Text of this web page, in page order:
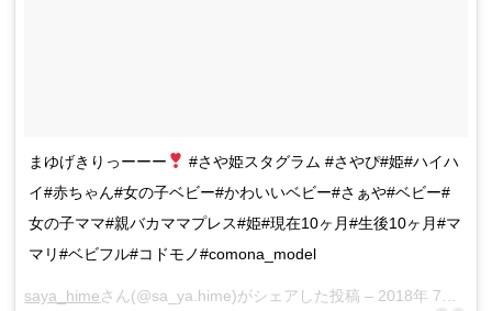
まゆげきりっーーー
#さや姫スタグラム #さやぴ#姫#ハイハ
イ#赤ちゃん#女の子ベビー#かわいいベビー#さぁや#ベビー#
女の子ママ#親バカママプレス#姫#現在10ヶ月#生後10ヶ月#マ
マリ#ベビフル#コドモノ#comona_model
saya_himeさん(@sa_ya.hime)がシェアした投稿 – 2018年 7月月7日午前4時27分PDT